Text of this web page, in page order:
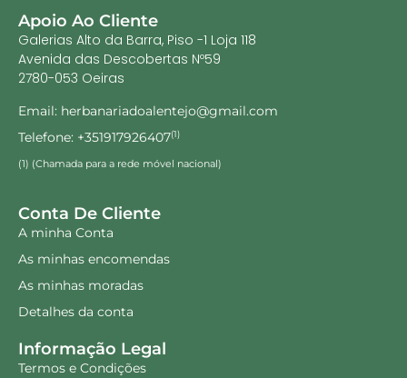
Creme de Rosto Erva Doce
Vida – Condicionador 500